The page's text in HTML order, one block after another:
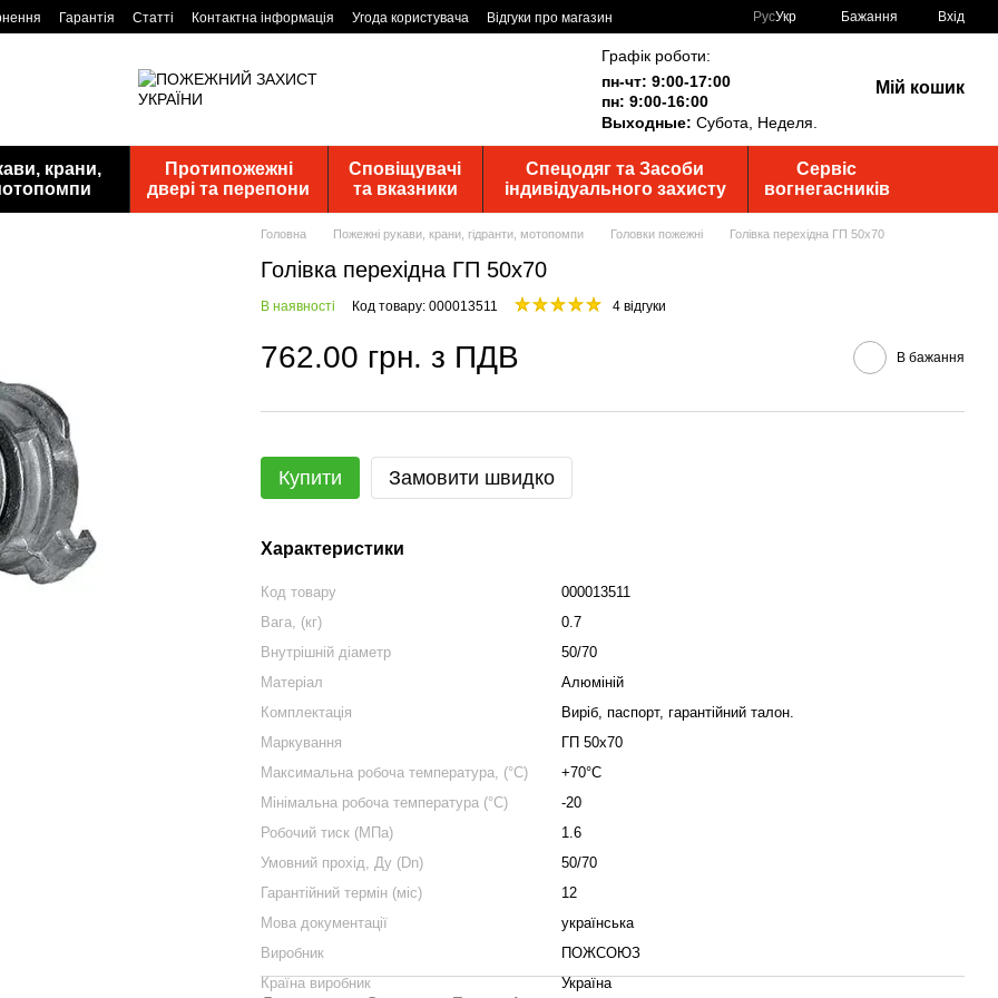
Гарантія Статті Контактна інформація Угода користувача
Відгуки про магазин
РусУкр Бажання Вхід
Графік роботи:
пн-чт: 9:00-17:00
пн: 9:00-16:00
Выходные: Субота, Неделя.
Мій кошик
крани,
Протипожежні
двері та перепони
Сповіщувачі
та вказники
Спецодяг та Засоби
індивідуального захисту
Сервіс
вогнегасників
Головна Пожежні рукави, крани, гідранти, мотопомпи Головки пожежні Голівка перехідна ГП 50х70
Голівка перехідна ГП 50х70
В наявності Код товару: 000013511 4 відгуки
762.00 грн. з ПДВ В бажання
Купити Замовити швидко
Характеристики
Код товару
000013511
Вага, (кг)
0.7
Внутрішній діаметр
50/70
Матеріал
Алюміній
Комплектація
Виріб, паспорт, гарантійний талон.
Маркування
ГП 50х70
Максимальна робоча температура, (°C)
+70°С
Мінімальна робоча температура (°C)
-20
Робочий тиск (МПа)
1.6
Умовний прохід, Ду (Dn)
50/70
Гарантійний термін (міс)
12
Мова документації
українська
Виробник
ПОЖСОЮЗ
Країна виробник
Україна